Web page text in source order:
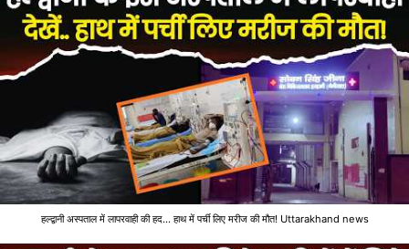
हल्द्वानी अस्पताल में लापरवाही की हद... हाथ में पर्ची लिए मरीज की मौत! Uttarakhand news